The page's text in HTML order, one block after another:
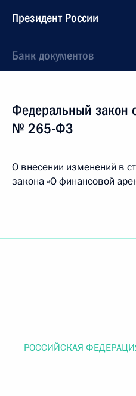
Президент России
Банк документов
Федеральный закон
№ 265-ФЗ
О внесении изменений в
закона «О финансовой
РОССИЙСКАЯ